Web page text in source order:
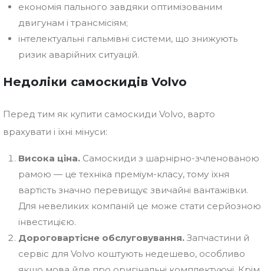
економія пального завдяки оптимізованим
двигунам і трансмісіям;
інтелектуальні гальмівні системи, що знижують
ризик аварійних ситуацій.
Недоліки самоскидів Volvo
Перед тим як купити самоскиди Volvo, варто
врахувати і їхні мінуси:
Висока ціна. Самоскиди з шарнірно-зчленованою
рамою — це техніка преміум-класу, тому їхня
вартість значно перевищує звичайні вантажівки.
Для невеликих компаній це може стати серйозною
інвестицією.
Дороговартісне обслуговування. Запчастини й
сервіс для Volvo коштують недешево, особливо